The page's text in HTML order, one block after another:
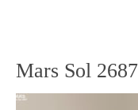
Mars Sol